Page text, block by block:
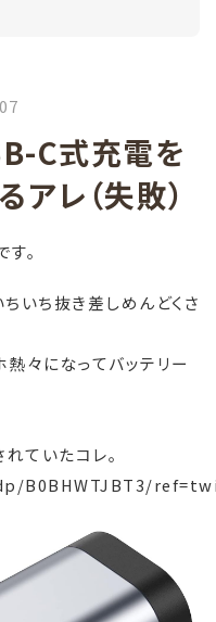
C式充電を
レ（失敗）
。
いち抜き差しめんどくさ
々になってバッテリー
ていたコレ。
B0BHWTJBT3/